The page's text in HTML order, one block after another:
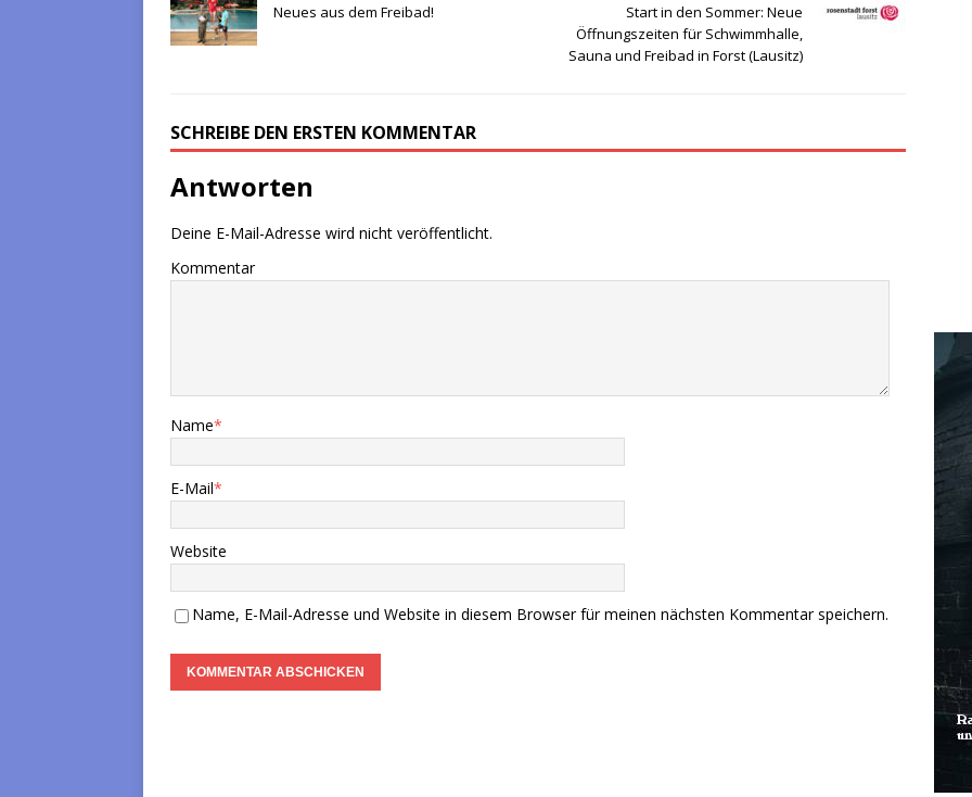
Neues aus dem Freibad!
Start in den Sommer: Neue
Öffnungszeiten für Schwimmhalle,
Sauna und Freibad in Forst (Lausitz)
SCHREIBE DEN ERSTEN KOMMENTAR
Antworten
Deine E-Mail-Adresse wird nicht veröffentlicht.
Kommentar
Name*
E-Mail*
Website
Name, E-Mail-Adresse und Website in diesem Browser für meinen nächsten Kommentar speichern.